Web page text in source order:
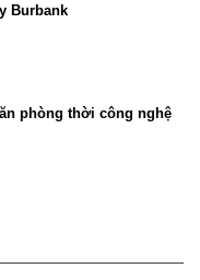
Burbank
phòng thời công nghệ